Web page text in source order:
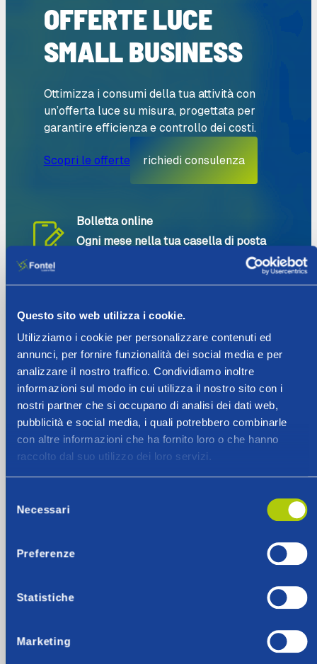
Questo sito web utilizza i cookie.
Utilizziamo i cookie per personalizzare contenuti ed
annunci, per fornire funzionalità dei social media e per
analizzare il nostro traffico. Condividiamo inoltre
informazioni sul modo in cui utilizza il nostro sito con i
nostri partner che si occupano di analisi dei dati web,
pubblicità e social media, i quali potrebbero combinarle
con altre informazioni che ha fornito loro o che hanno
raccolto dal suo utilizzo dei loro servizi.
delNecessari
Preferenze
Statistiche
Marketing
OFFERTE LUCE
SMALL BUSINESS
Ottimizza i consumi della tua attività con
un’offerta luce su misura, progettata per
garantire efficienza e controllo dei costi.
Scopri le offerte richiedi consulenza
Bolletta online
Ogni mese nella tua casella di posta
Operatore dedicato
15 giorni
Tempo medio per una attivazione
completa